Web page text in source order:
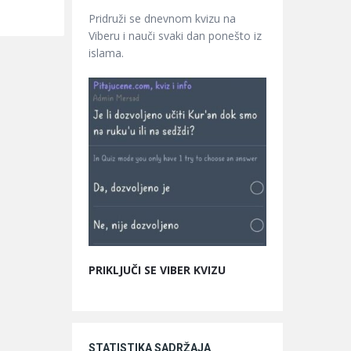
Pridruži se dnevnom kvizu na
Viberu i nauči svaki dan ponešto iz
islama.
PRIKLJUČI SE VIBER KVIZU
STATISTIKA SADRŽAJA